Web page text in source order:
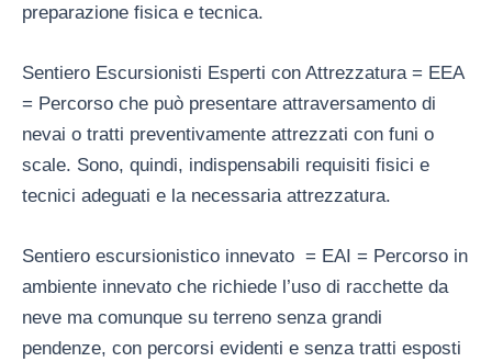
preparazione fisica e tecnica.
Sentiero Escursionisti Esperti con Attrezzatura = EEA
= Percorso che può presentare attraversamento di
nevai o tratti preventivamente attrezzati con funi o
scale. Sono, quindi, indispensabili requisiti fisici e
tecnici adeguati e la necessaria attrezzatura.
Sentiero escursionistico innevato = EAI = Percorso in
ambiente innevato che richiede l’uso di racchette da
neve ma comunque su terreno senza grandi
pendenze, con percorsi evidenti e senza tratti esposti